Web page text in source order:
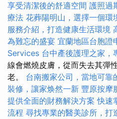
享受清潔後的舒適空間 護照過
療法 花葬陽明山，選擇一個環
服務介紹，打造健康生活環境
為難忘的盛宴 宜蘭地區台胞證
Services 台中產後護理之家，
線會燃燒皮膚，從而失去其彈
老。 台南搬家公司，當地可靠
裝修，讓家焕然一新 豐原按摩
提供全面的財務解決方案 快速
流程 尋找專業的醫美診所，打